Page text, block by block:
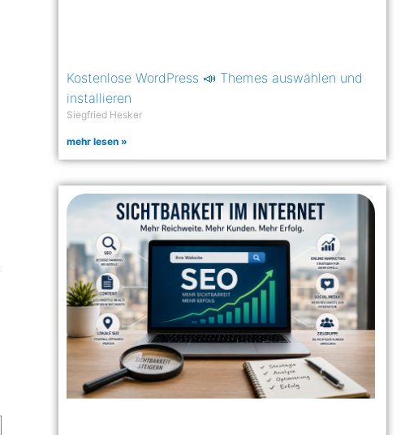
Kostenlose WordPress 📣 Themes auswählen und
installieren
Siegfried Hesker
mehr lesen »